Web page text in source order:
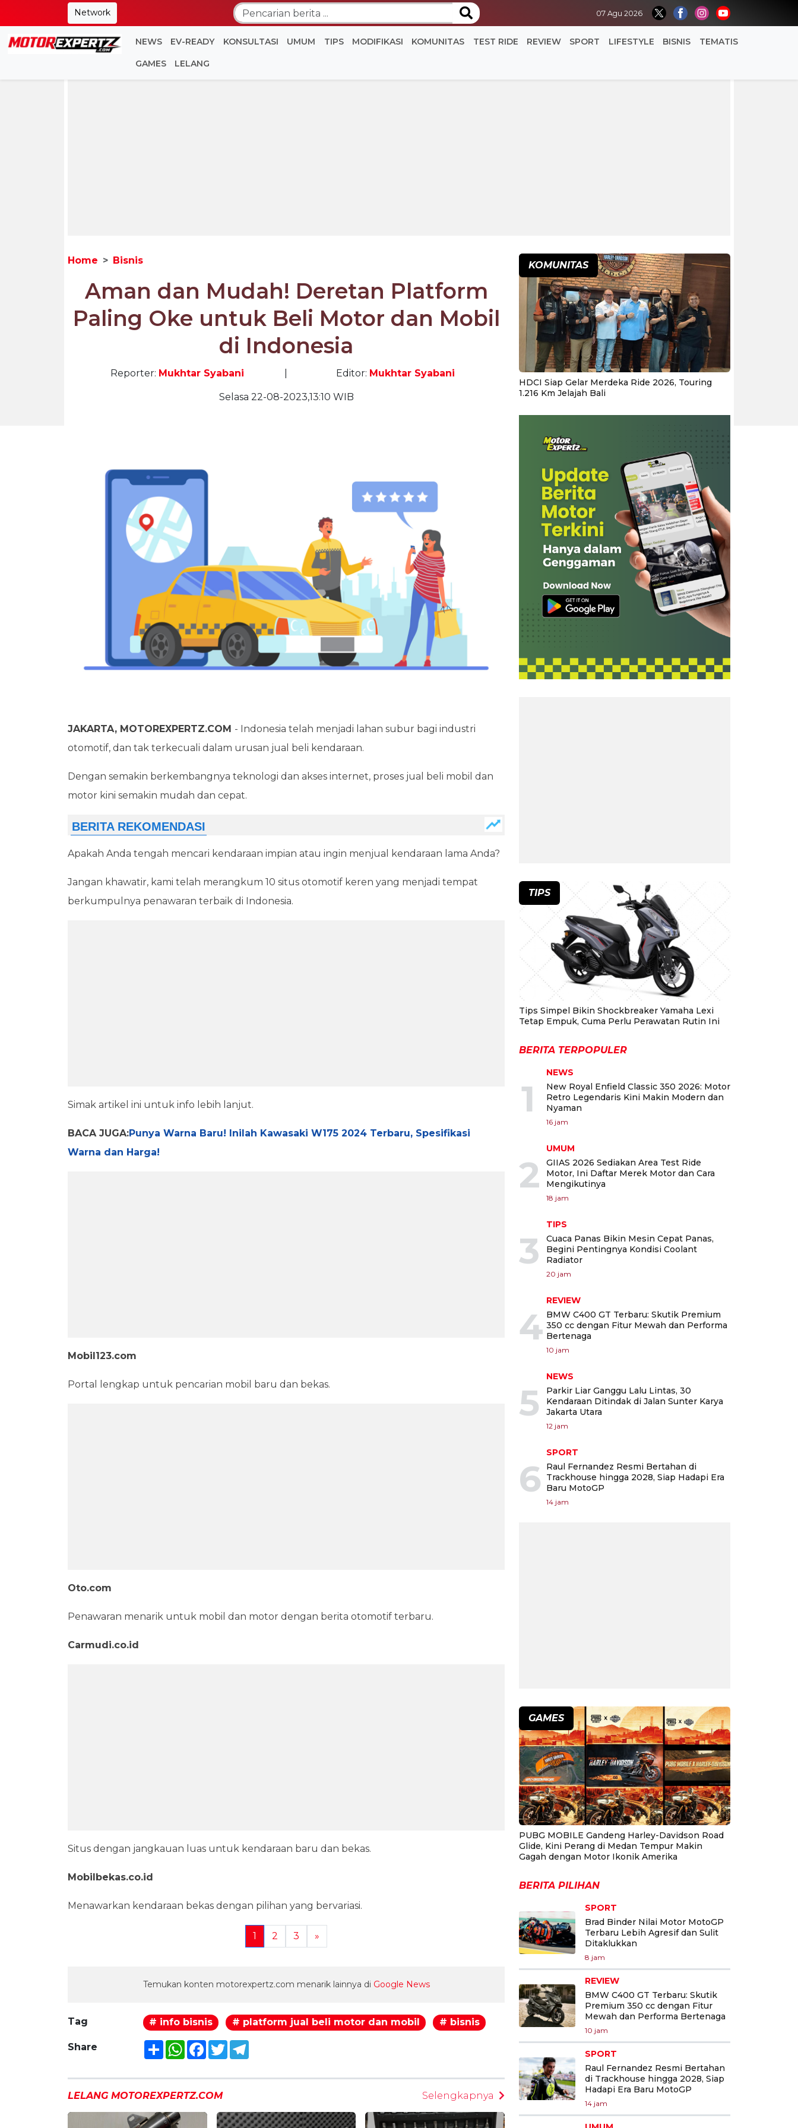
Network 07 Agu 2026
NEWS EV-READY KONSULTASI UMUM TIPS MODIFIKASI KOMUNITAS TEST RIDE REVIEW SPORT LIFESTYLE BISNIS TEMATIS
GAMES LELANG
Home Bisnis
Aman dan Mudah! Deretan Platform
Paling Oke untuk Beli Motor dan Mobil
di Indonesia
Reporter: Mukhtar Syabani Editor: Mukhtar Syabani
Selasa 22-08-2023,13:10 WIB
JAKARTA, MOTOREXPERTZ.COM - Indonesia telah menjadi lahan subur bagi industri
otomotif, dan tak terkecuali dalam urusan jual beli kendaraan.
Dengan semakin berkembangnya teknologi dan akses internet, proses jual beli mobil dan
motor kini semakin mudah dan cepat.
Apakah Anda tengah mencari kendaraan impian atau ingin menjual kendaraan lama Anda?
Jangan khawatir, kami telah merangkum 10 situs otomotif keren yang menjadi tempat
berkumpulnya penawaran terbaik di Indonesia.
Simak artikel ini untuk info lebih lanjut.
BACA JUGA:Punya Warna Baru! Inilah Kawasaki W175 2024 Terbaru, Spesifikasi
Warna dan Harga!
Mobil123.com
Portal lengkap untuk pencarian mobil baru dan bekas.
Oto.com
Penawaran menarik untuk mobil dan motor dengan berita otomotif terbaru.
Carmudi.co.id
Situs dengan jangkauan luas untuk kendaraan baru dan bekas.
Mobilbekas.co.id
Menawarkan kendaraan bekas dengan pilihan yang bervariasi.
1 2 3 »
Temukan konten motorexpertz.com menarik lainnya di Google News
Tag # info bisnis # platform jual beli motor dan mobil # bisnis
Share ShareWhatsApp
Facebook
TwitterTelegram
LELANG MOTOREXPERTZ.COM Selengkapnya
KOMUNITAS
HDCI Siap Gelar Merdeka Ride 2026, Touring
1.216 Km Jelajah Bali
TIPS
Tips Simpel Bikin Shockbreaker Yamaha Lexi
Tetap Empuk, Cuma Perlu Perawatan Rutin Ini
BERITA TERPOPULER
1
NEWS
New Royal Enfield Classic 350 2026: Motor
Retro Legendaris Kini Makin Modern dan
Nyaman
16 jam
2
UMUM
GIIAS 2026 Sediakan Area Test Ride
Motor, Ini Daftar Merek Motor dan Cara
Mengikutinya
18 jam
3
TIPS
Cuaca Panas Bikin Mesin Cepat Panas,
Begini Pentingnya Kondisi Coolant
Radiator
20 jam
4
REVIEW
BMW C400 GT Terbaru: Skutik Premium
350 cc dengan Fitur Mewah dan Performa
Bertenaga
10 jam
5
NEWS
Parkir Liar Ganggu Lalu Lintas, 30
Kendaraan Ditindak di Jalan Sunter Karya
Jakarta Utara
12 jam
6
SPORT
Raul Fernandez Resmi Bertahan di
Trackhouse hingga 2028, Siap Hadapi Era
Baru MotoGP
14 jam
GAMES
PUBG MOBILE Gandeng Harley-Davidson Road
Glide, Kini Perang di Medan Tempur Makin
Gagah dengan Motor Ikonik Amerika
BERITA PILIHAN
SPORT
Brad Binder Nilai Motor MotoGP
Terbaru Lebih Agresif dan Sulit
Ditaklukkan
8 jam
REVIEW
BMW C400 GT Terbaru: Skutik
Premium 350 cc dengan Fitur
Mewah dan Performa Bertenaga
10 jam
SPORT
Raul Fernandez Resmi Bertahan
di Trackhouse hingga 2028, Siap
Hadapi Era Baru MotoGP
14 jam